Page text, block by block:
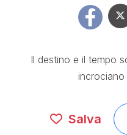
Il destino e il tempo
incrociano
Salva